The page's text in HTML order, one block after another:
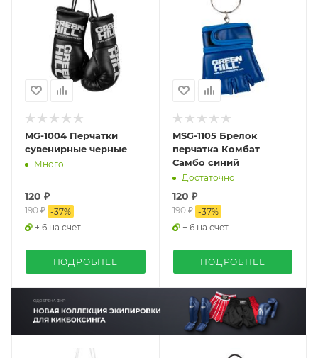
MG-1004 Перчатки
сувенирные черные
Много
120 ₽
190 ₽ -37%
+ 6 на счет
ПОДРОБНЕЕ
MSG-1105 Брелок
перчатка Комбат
Самбо синий
Достаточно
120 ₽
190 ₽ -37%
+ 6 на счет
ПОДРОБНЕЕ